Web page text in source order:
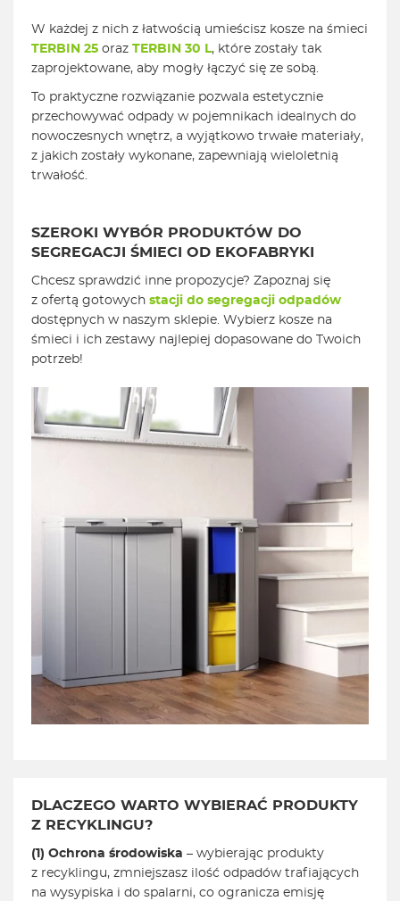
W każdej z nich z łatwością umieścisz kosze na śmieci
TERBIN 25 oraz TERBIN 30 L, które zostały tak
zaprojektowane, aby mogły łączyć się ze sobą.
To praktyczne rozwiązanie pozwala estetycznie
przechowywać odpady w pojemnikach idealnych do
nowoczesnych wnętrz, a wyjątkowo trwałe materiały,
z jakich zostały wykonane, zapewniają wieloletnią
trwałość.
SZEROKI WYBÓR PRODUKTÓW DO
SEGREGACJI ŚMIECI OD EKOFABRYKI
Chcesz sprawdzić inne propozycje? Zapoznaj się
z ofertą gotowych stacji do segregacji odpadów
dostępnych w naszym sklepie. Wybierz kosze na
śmieci i ich zestawy najlepiej dopasowane do Twoich
potrzeb!
DLACZEGO WARTO WYBIERAĆ PRODUKTY
Z RECYKLINGU?
(1) Ochrona środowiska – wybierając produkty
z recyklingu, zmniejszasz ilość odpadów trafiających
na wysypiska i do spalarni, co ogranicza emisję